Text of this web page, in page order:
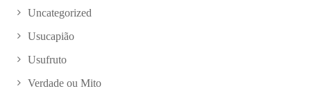
Uncategorized
Usucapião
Usufruto
Verdade ou Mito